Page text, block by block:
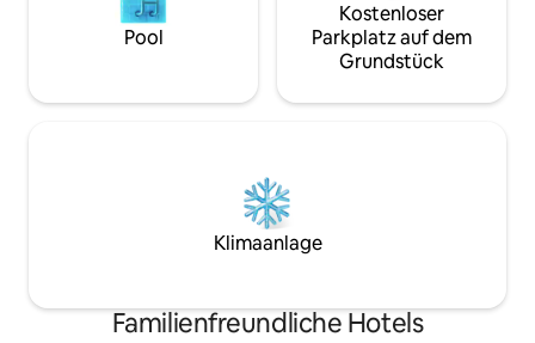
Pool
Kostenloser
Parkplatz auf dem
Grundstück
Klimaanlage
Familienfreundliche Hotels